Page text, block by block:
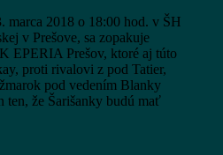
2018 o 18:00 hod. v ŠH
v Prešove, sa zopakuje
EPERIA Prešov, ktoré aj túto
proti rivalovi z pod Tatier,
pod vedením Blanky
ten, že Šarišanky budú mať